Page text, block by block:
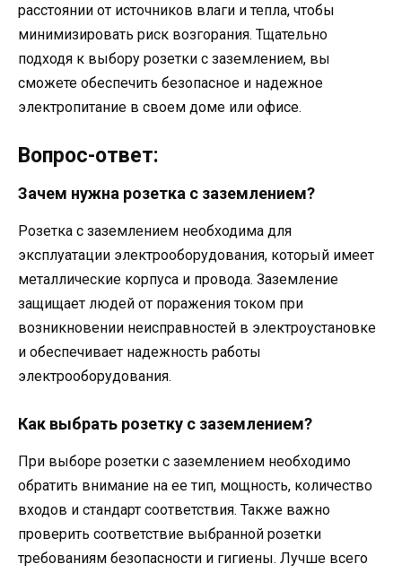
расстоянии от источников влаги и тепла, чтобы
минимизировать риск возгорания. Тщательно
подходя к выбору розетки с заземлением, вы
сможете обеспечить безопасное и надежное
электропитание в своем доме или офисе.
Вопрос-ответ:
Зачем нужна розетка с заземлением?
Розетка с заземлением необходима для
эксплуатации электрооборудования, который имеет
металлические корпуса и провода. Заземление
защищает людей от поражения током при
возникновении неисправностей в электроустановке
и обеспечивает надежность работы
электрооборудования.
Как выбрать розетку с заземлением?
При выборе розетки с заземлением необходимо
обратить внимание на ее тип, мощность, количество
входов и стандарт соответствия. Также важно
проверить соответствие выбранной розетки
требованиям безопасности и гигиены. Лучше всего